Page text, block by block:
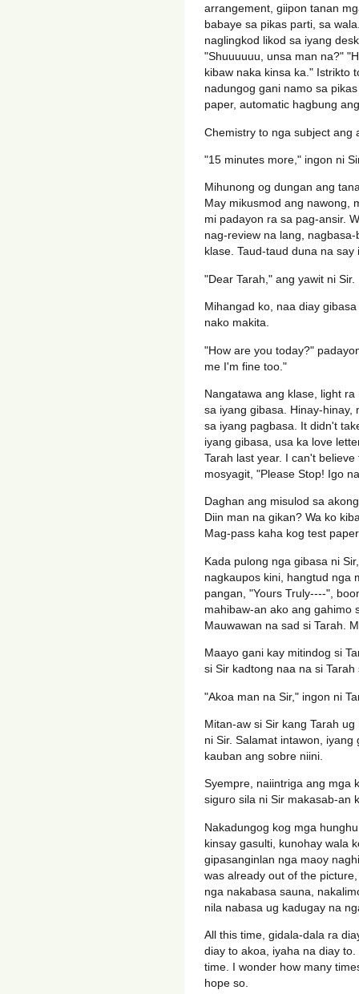
arrangement, giipon tanan
babaye sa pikas parti, sa
naglingkod likod sa iyang
"Shuuuuuu, unsa man na?"
kibaw naka kinsa ka." Istrikto
nadungog gani namo sa
paper, automatic hagbung
Chemistry to nga subject ang
"15 minutes more," ingon ni
Mihunong og dungan ang
May mikusmod ang nawong,
mi padayon ra sa pag-ansir.
nag-review na lang,
klase. Taud-taud duna na say
"Dear Tarah," ang yawit ni Sir.
Mihangad ko, naa diay
nako makita.
"How are you today?"
me I'm fine too."
Nangatawa ang klase, light
sa iyang gibasa. Hinay-hinay,
sa iyang pagbasa. It didn't
iyang gibasa, usa ka love
Tarah last year. I can't
mosyagit, "Please Stop! Igo
Daghan ang misulod sa
Diin man na gikan? Wa ko
Mag-pass kaha kog test
Kada pulong nga gibasa ni
nagkaupos kini, hangtud nga
pangan, "Yours Truly----",
mahibaw-an ako ang gahimo
Mauwawan na sad si Tarah.
Maayo gani kay mitindog si
si Sir kadtong naa na si
"Akoa man na Sir," ingon ni
Mitan-aw si Sir kang Tarah
ni Sir. Salamat intawon,
kauban ang sobre niini.
Syempre, naiintriga ang mga
siguro sila ni Sir makasab-an
Nakadungog kog mga
kinsay gasulti, kunohay wala
gipasanginlan nga maoy
was already out of the
nga nakabasa sauna,
nila nabasa ug kadugay na
All this time, gidala-dala ra
diay to akoa, iyaha na diay
time. I wonder how many
hope so.